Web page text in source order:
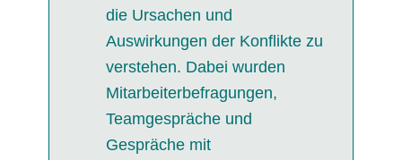
die Ursachen und
Auswirkungen der Konflikte zu
verstehen. Dabei wurden
Mitarbeiterbefragungen,
Teamgespräche und
Gespräche mit